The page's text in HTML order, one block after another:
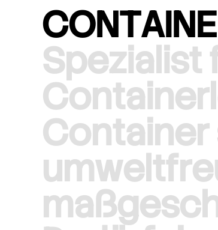
CONTAINE
Spezialist
Containerl
Container
umweltfre
maßgesc